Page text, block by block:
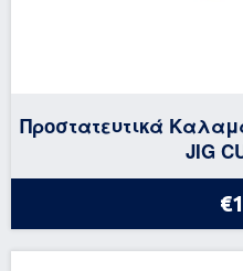
Προστατευτικά
JIG